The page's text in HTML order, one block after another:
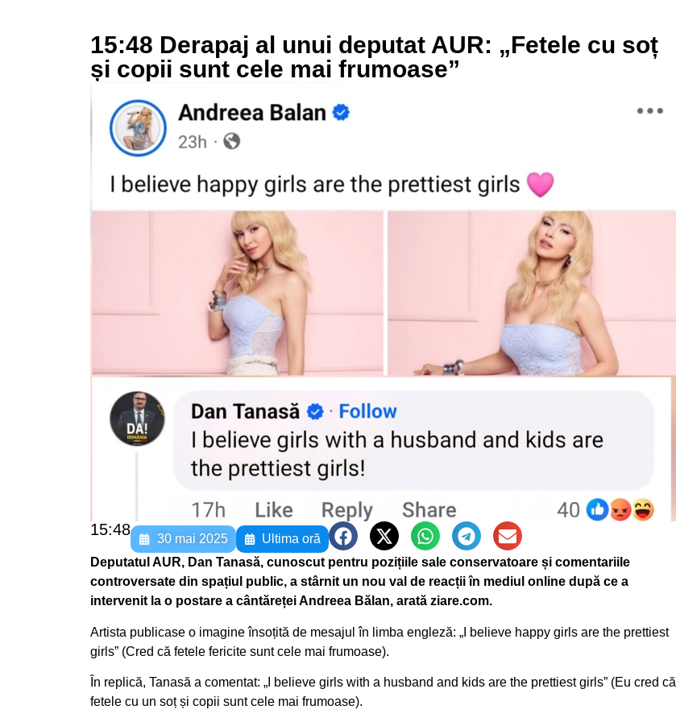
15:48 Derapaj al unui deputat AUR: „Fetele cu soț
și copii sunt cele mai frumoase”
15:48
30 mai 2025
Ultima oră
Deputatul AUR, Dan Tanasă, cunoscut pentru pozițiile sale conservatoare și comentariile
controversate din spațiul public, a stârnit un nou val de reacții în mediul online după ce a
intervenit la o postare a cântăreței Andreea Bălan, arată ziare.com.
Artista publicase o imagine însoțită de mesajul în limba engleză: „I believe happy girls are the prettiest
girls” (Cred că fetele fericite sunt cele mai frumoase).
În replică, Tanasă a comentat: „I believe girls with a husband and kids are the prettiest girls” (Eu cred că
fetele cu un soț și copii sunt cele mai frumoase).